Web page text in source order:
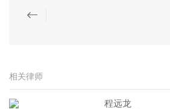
相关律师
程远龙